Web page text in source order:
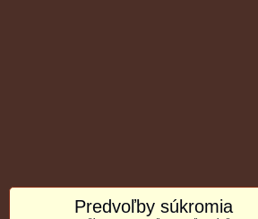
Predvoľby súkromia